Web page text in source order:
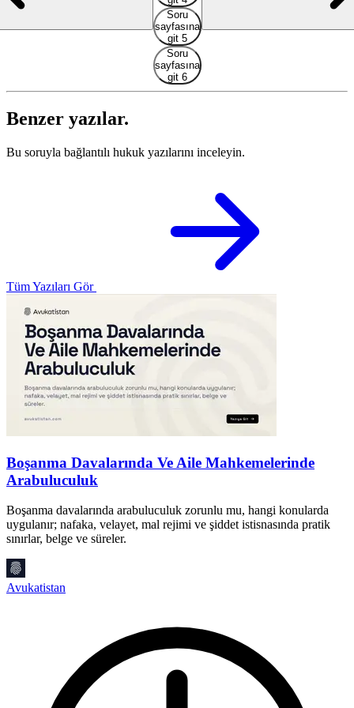
Soru
sayfasına
git 5
Soru
sayfasına
git 6
Benzer yazılar.
Bu soruyla bağlantılı hukuk yazılarını inceleyin.
Tüm Yazıları Gör
Boşanma Davalarında Ve Aile Mahkemelerinde
Arabuluculuk
Boşanma davalarında arabuluculuk zorunlu mu, hangi konularda
uygulanır; nafaka, velayet, mal rejimi ve şiddet istisnasında pratik
sınırlar, belge ve süreler.
Avukatistan